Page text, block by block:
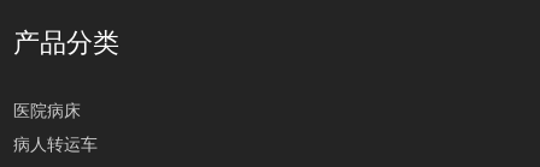
产品分类
医院病床
病人转运车